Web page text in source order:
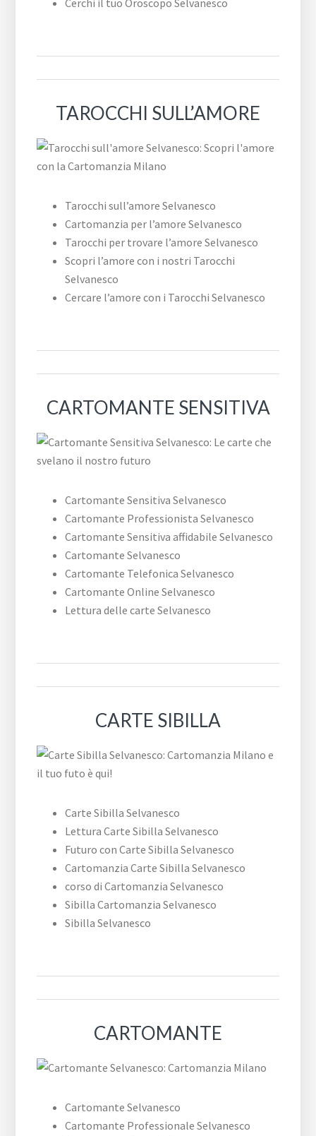
Cerchi il tuo Oroscopo Selvanesco
TAROCCHI SULL’AMORE
Tarocchi sull’amore Selvanesco
Cartomanzia per l’amore Selvanesco
Tarocchi per trovare l’amore Selvanesco
Scopri l’amore con i nostri Tarocchi
Selvanesco
Cercare l’amore con i Tarocchi Selvanesco
CARTOMANTE SENSITIVA
Cartomante Sensitiva Selvanesco
Cartomante Professionista Selvanesco
Cartomante Sensitiva affidabile Selvanesco
Cartomante Selvanesco
Cartomante Telefonica Selvanesco
Cartomante Online Selvanesco
Lettura delle carte Selvanesco
CARTE SIBILLA
Carte Sibilla Selvanesco
Lettura Carte Sibilla Selvanesco
Futuro con Carte Sibilla Selvanesco
Cartomanzia Carte Sibilla Selvanesco
corso di Cartomanzia Selvanesco
Sibilla Cartomanzia Selvanesco
Sibilla Selvanesco
CARTOMANTE
Cartomante Selvanesco
Cartomante Professionale Selvanesco